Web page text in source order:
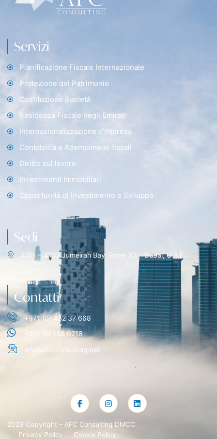
Servizi
Pianificazione Fiscale Internazionale
Protezione del Patrimonio
Costituzione Società
Residenza Fiscale negli Emirati
Internazionalizzazione d'Impresa
Contabilità e Adempimenti fiscali
Diritto sul lavoro
Investimenti Immobiliari
Opportunità di Investimento e Sviluppo
Sedi
4101 – 4103 Jumeirah Bay Tower X3 – Dubai, U.A.E.
Contatti
+971 (0) 432 37 668
+971 56 138 0218
info@afc-consulting.net
2026 Copyright – AFC Consulting DMCC
Privacy Policy
Cookie Policy